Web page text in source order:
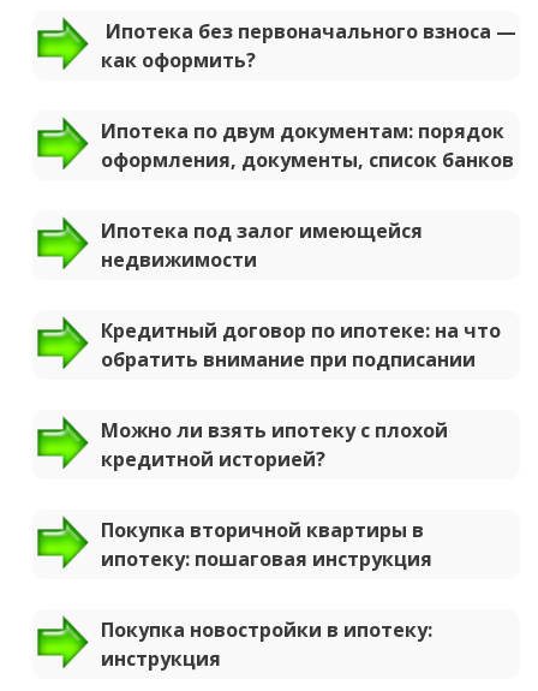
Ипотека без первоначального взноса —
как оформить?
Ипотека по двум документам: порядок
оформления, документы, список банков
Ипотека под залог имеющейся
недвижимости
Кредитный договор по ипотеке: на что
обратить внимание при подписании
Можно ли взять ипотеку с плохой
кредитной историей?
Покупка вторичной квартиры в
ипотеку: пошаговая инструкция
Покупка новостройки в ипотеку:
инструкция